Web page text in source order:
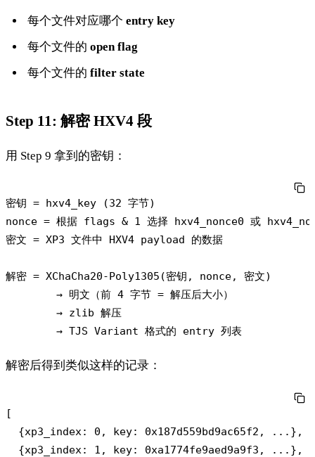
每个文件对应哪个entry key
每个文件的open flag
每个文件的filter state
Step 11: 解密 HXV4 段
用 Step 9 拿到的密钥：
密钥 = hxv4_key (32 字节)
nonce = 根据 flags & 1 选择 hxv4_nonce0 或
密文 = XP3 文件中 HXV4 payload 的数据
解密 = XChaCha20-Poly1305(密钥, nonce, 密文)
        → 明文（前 4 字节 = 解压后大小）
        → zlib 解压
解密后得到类似这样的记录：
[
  {xp3_index: 0, key: 0x187d559bd9ac65f2, ...},
  {xp3_index: 1, key: 0xa1774fe9aed9a9f3, ...},